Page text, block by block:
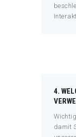
4.
damit